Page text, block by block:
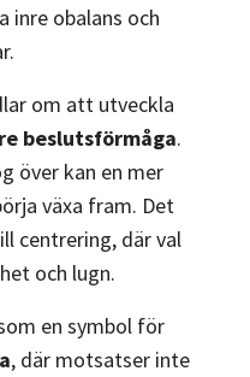
inre obalans och
om att utveckla
beslutsförmåga.
över kan en mer
växa fram. Det
centrering, där val
och lugn.
en symbol för
, där motsatser inte